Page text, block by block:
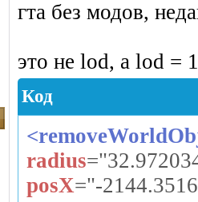
гта без модов,
это не lod, а lod =
Код
radius=
posX="-